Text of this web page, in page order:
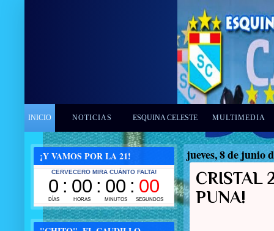
INICIO NOTICIAS ESQUINA CELESTE MULTIMEDIA
jueves, 8 de junio
CRISTAL
PUNA!
¡Y VAMOS POR LA 21!